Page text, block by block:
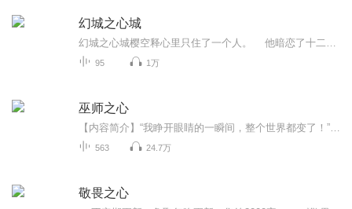
幻城之心城
95 1万
巫师之心
563 24.7万
敬畏之心